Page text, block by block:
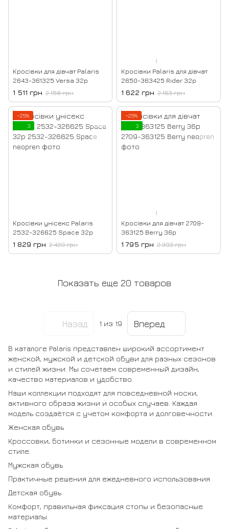
Кросівки для дівчат Palaris
2643-361325 Versa 32р
1 511 грн 2 158 грн
1
Кросівки Palaris для дівчат
2650-363425 Rider 32р
1 622 грн 2 163 грн
−25%
3
Кросівки унісекс Palaris
2532-326625 Space 32р
1 829 грн 2 439 грн
−25%
3
1
Кросівки для дівчат 2709-
363125 Berry 36р
1 795 грн 2 393 грн
Показать еще 20 товаров
Назад 1 из 19 Вперед
В каталоге Palaris представлен широкий ассортимент
женской, мужской и детской обуви для разных сезонов
и стилей жизни. Мы сочетаем современный дизайн,
качество материалов и удобство.
Наши коллекции подходят для повседневной носки,
активного образа жизни и особых случаев. Каждая
модель создаётся с учетом комфорта и долговечности.
Женская обувь
Кроссовки, ботинки и сезонные модели в современном
стиле.
Мужская обувь
Практичные решения для ежедневного использования.
Детская обувь
Комфорт, правильная фиксация стопы и безопасные
материалы.